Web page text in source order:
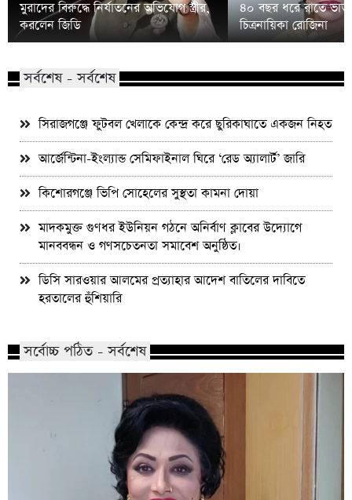
মুরাদের বিরুদ্ধে নির্যাতনের অভিযোগ স্ত্রীর,
করলেন জিডি
৪০ বছর ধরে রাতে ভাত
চিত্রনায়িকা রোজিনা
সর্বশেষ - সর্বশেষ
সিরাজগঞ্জে ফুটবল খেলাকে কেন্দ্র করে ছুরিকাঘাতে একজন নিহত
আর্জেন্টিনা-ইংল্যান্ড সেমিফাইনাল ঘিরে ‘রেড অ্যালার্ট’ জারি
কিশোরগঞ্জে ভিপি সোহেলের সুস্থতা কামনা দোয়া
মাদকমুক্ত গুণধর ইউনিয়ন গঠনে অনির্বাণ ক্লাবের উদ্যোগে
মানববন্ধন ও গণসচেতনতা সমাবেশ অনুষ্ঠিত।
ডিসি সারওয়ার আলমের প্রত্যাহার আদেশ বাতিলের দাবিতে
হরতালের হুঁশিয়ারি
সর্বোচ্চ পঠিত - সর্বশেষ